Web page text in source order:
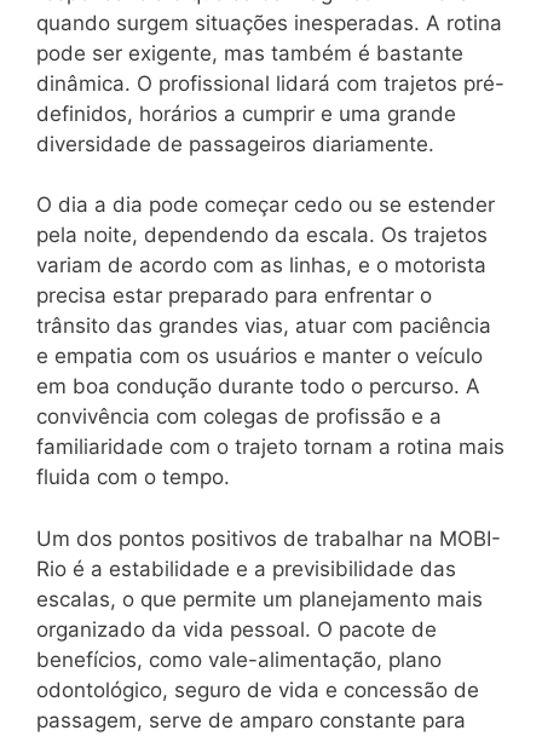
quando surgem situações inesperadas. A rotina
pode ser exigente, mas também é bastante
dinâmica. O profissional lidará com trajetos pré-
definidos, horários a cumprir e uma grande
diversidade de passageiros diariamente.
O dia a dia pode começar cedo ou se estender
pela noite, dependendo da escala. Os trajetos
variam de acordo com as linhas, e o motorista
precisa estar preparado para enfrentar o
trânsito das grandes vias, atuar com paciência
e empatia com os usuários e manter o veículo
em boa condução durante todo o percurso. A
convivência com colegas de profissão e a
familiaridade com o trajeto tornam a rotina mais
fluida com o tempo.
Um dos pontos positivos de trabalhar na MOBI-
Rio é a estabilidade e a previsibilidade das
escalas, o que permite um planejamento mais
organizado da vida pessoal. O pacote de
benefícios, como vale-alimentação, plano
odontológico, seguro de vida e concessão de
passagem, serve de amparo constante para